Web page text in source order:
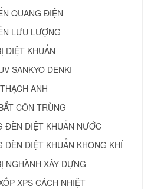
QUANG ĐIỆN
LƯU LƯỢNG
DIỆT KHUẨN
SANKYO DENKI
ANH
CÔN TRÙNG
ĐÈN DIỆT KHUẨN NƯỚC
ĐÈN DIỆT KHUẨN KHÔNG KHÍ
NGHÀNH XÂY DỰNG
XPS CÁCH NHIỆT